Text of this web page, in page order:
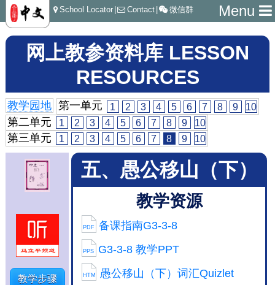
Menu
School Locator Contact 微信群
网上教参资料库 LESSON
RESOURCES
教学园地 第一单元 1 2 3 4 5 6 7 8 9 10
第二单元 1 2 3 4 5 6 7 8 9 10
第三单元 1 2 3 4 5 6 7 8 9 10
教学步骤
五、愚公移山（下）
教学资源
PDF 备课指南G3-3-8
PPS G3-3-8 教学PPT
HTM 愚公移山（下）词汇Quizlet